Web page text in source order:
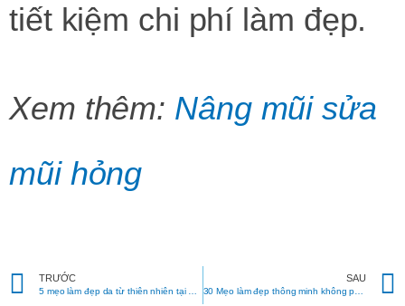
tiết kiệm chi phí làm đẹp.
Xem thêm: Nâng mũi sửa
mũi hỏng
Prev
TRƯỚC SAU